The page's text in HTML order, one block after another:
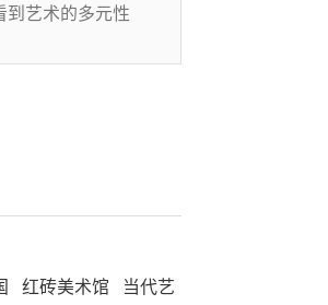
到艺术的多元性
的艺术
红砖美术馆
当代艺